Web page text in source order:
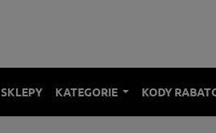
SKLEPY KATEGORIE KODY